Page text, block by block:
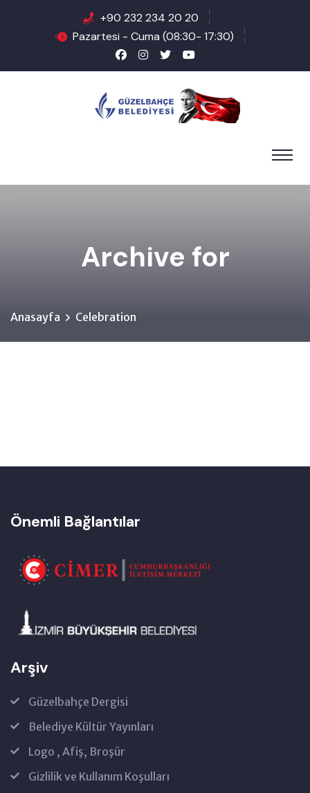
+90 232 234 20 20
Pazartesi - Cuma (08:30- 17:30)
Archive for
Anasayfa Celebration
Önemli Bağlantılar
Arşiv
Güzelbahçe Dergisi
Belediye Kültür Yayınları
Logo , Afiş, Broşür
Gizlilik ve Kullanım Koşulları